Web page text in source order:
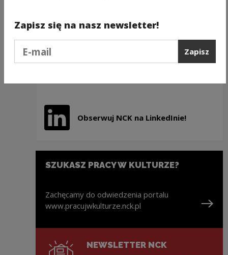
Zaobserwuj Kadry Kultury
na Instagramie!
Uwaga, link zostanie otwarty w nowym oknie
Obserwuj NCK na LinkedInie!
Uwaga, link zostanie otwarty w nowym oknie
SZUKASZ PRACY W KULTURZE?
Zachęcamy do odwiedzenia portalu
www.pracujwkulturze.nck.pl
NEWSLETTER NCK
Zapisz się na nasz newsletter!
Zapisz